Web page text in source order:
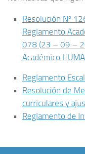
Resolución Nº
Reglamento
078 (23 – 09 –
Académico HUMA
Reglamento
Resolución de
curriculares y
Reglamento de